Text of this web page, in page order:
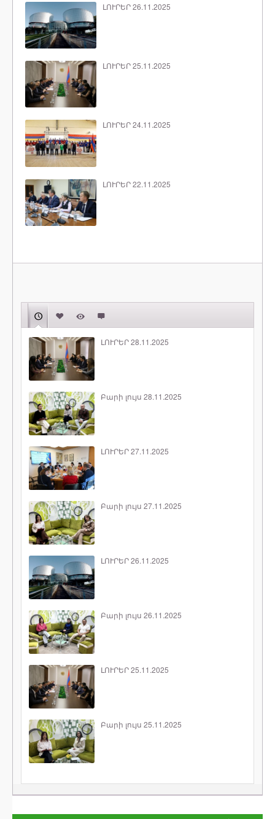
ԼՈՒՐԵՐ 26.11.2025
ԼՈՒՐԵՐ 25.11.2025
ԼՈՒՐԵՐ 24.11.2025
ԼՈՒՐԵՐ 22.11.2025
ԼՈՒՐԵՐ 28.11.2025
Բարի լույս 28.11.2025
ԼՈՒՐԵՐ 27.11.2025
Բարի լույս 27.11.2025
ԼՈՒՐԵՐ 26.11.2025
Բարի լույս 26.11.2025
ԼՈՒՐԵՐ 25.11.2025
Բարի լույս 25.11.2025